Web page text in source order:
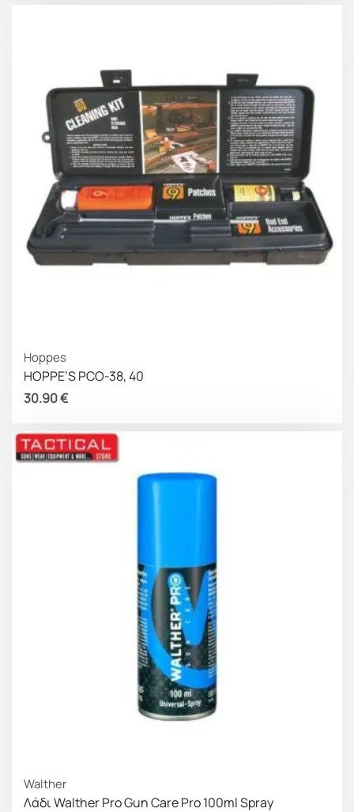
Hoppes
HOPPE’S PCO-38, 40
30.90€
Walther
Λάδι Walther Pro Gun Care Pro 100ml Spray